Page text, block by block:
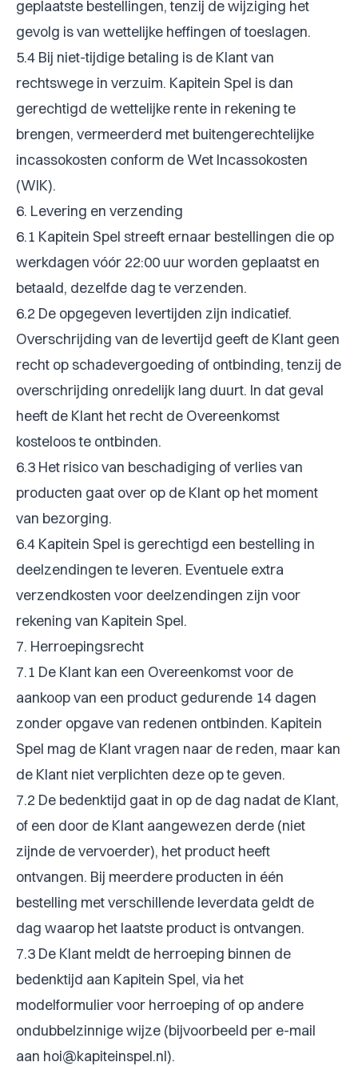
geplaatste bestellingen, tenzij de wijziging het
gevolg is van wettelijke heffingen of toeslagen.
5.4 Bij niet-tijdige betaling is de Klant van
rechtswege in verzuim. Kapitein Spel is dan
gerechtigd de wettelijke rente in rekening te
brengen, vermeerderd met buitengerechtelijke
incassokosten conform de Wet Incassokosten
(WIK).
6. Levering en verzending
6.1 Kapitein Spel streeft ernaar bestellingen die op
werkdagen vóór 22:00 uur worden geplaatst en
betaald, dezelfde dag te verzenden.
6.2 De opgegeven levertijden zijn indicatief.
Overschrijding van de levertijd geeft de Klant geen
recht op schadevergoeding of ontbinding, tenzij de
overschrijding onredelijk lang duurt. In dat geval
heeft de Klant het recht de Overeenkomst
kosteloos te ontbinden.
6.3 Het risico van beschadiging of verlies van
producten gaat over op de Klant op het moment
van bezorging.
6.4 Kapitein Spel is gerechtigd een bestelling in
deelzendingen te leveren. Eventuele extra
verzendkosten voor deelzendingen zijn voor
rekening van Kapitein Spel.
7. Herroepingsrecht
7.1 De Klant kan een Overeenkomst voor de
aankoop van een product gedurende 14 dagen
zonder opgave van redenen ontbinden. Kapitein
Spel mag de Klant vragen naar de reden, maar kan
de Klant niet verplichten deze op te geven.
7.2 De bedenktijd gaat in op de dag nadat de Klant,
of een door de Klant aangewezen derde (niet
zijnde de vervoerder), het product heeft
ontvangen. Bij meerdere producten in één
bestelling met verschillende leverdata geldt de
dag waarop het laatste product is ontvangen.
7.3 De Klant meldt de herroeping binnen de
bedenktijd aan Kapitein Spel, via het
modelformulier voor herroeping of op andere
ondubbelzinnige wijze (bijvoorbeeld per e-mail
aan hoi@kapiteinspel.nl).